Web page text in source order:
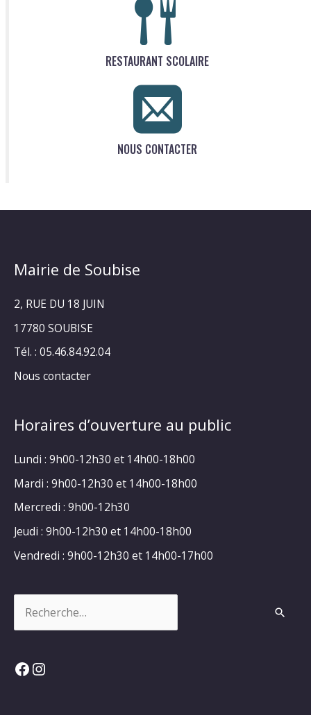
RESTAURANT SCOLAIRE
NOUS CONTACTER
Mairie de Soubise
2, RUE DU 18 JUIN
17780 SOUBISE
Tél. : 05.46.84.92.04
Nous contacter
Horaires d’ouverture au public
Lundi : 9h00-12h30 et 14h00-18h00
Mardi : 9h00-12h30 et 14h00-18h00
Mercredi : 9h00-12h30
Jeudi : 9h00-12h30 et 14h00-18h00
Vendredi : 9h00-12h30 et 14h00-17h00
Facebook
Instagram